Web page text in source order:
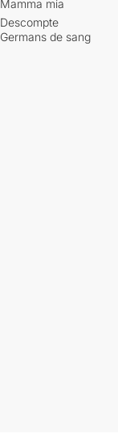
Mamma mia
Descompte
Germans de sang